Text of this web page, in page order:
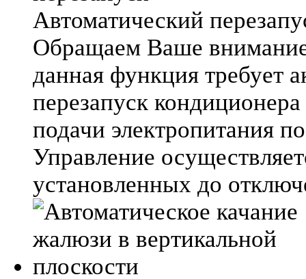
Автоматический
Обращаем Ваше
данная функция требует
перезапуск
подачи электропитания
Управление
установленных до